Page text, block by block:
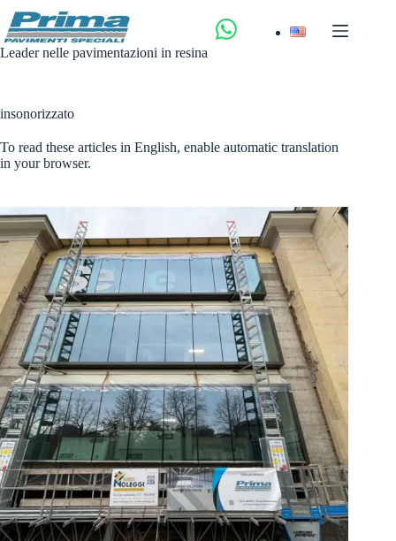
contenuto
Leader nelle pavimentazioni in resina
insonorizzato
To read these articles in English, enable automatic translation
in your browser.